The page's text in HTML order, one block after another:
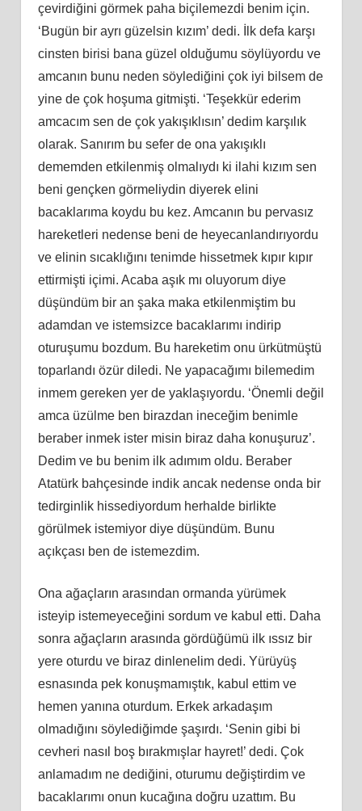
çevirdiğini görmek paha biçilemezdi benim için.
‘Bugün bir ayrı güzelsin kızım’ dedi. İlk defa karşı
cinsten birisi bana güzel olduğumu söylüyordu ve
amcanın bunu neden söylediğini çok iyi bilsem de
yine de çok hoşuma gitmişti. ‘Teşekkür ederim
amcacım sen de çok yakışıklısın’ dedim karşılık
olarak. Sanırım bu sefer de ona yakışıklı
dememden etkilenmiş olmalıydı ki ilahi kızım sen
beni gençken görmeliydin diyerek elini
bacaklarıma koydu bu kez. Amcanın bu pervasız
hareketleri nedense beni de heyecanlandırıyordu
ve elinin sıcaklığını tenimde hissetmek kıpır kıpır
ettirmişti içimi. Acaba aşık mı oluyorum diye
düşündüm bir an şaka maka etkilenmiştim bu
adamdan ve istemsizce bacaklarımı indirip
oturuşumu bozdum. Bu hareketim onu ürkütmüştü
toparlandı özür diledi. Ne yapacağımı bilemedim
inmem gereken yer de yaklaşıyordu. ‘Önemli değil
amca üzülme ben birazdan ineceğim benimle
beraber inmek ister misin biraz daha konuşuruz’.
Dedim ve bu benim ilk adımım oldu. Beraber
Atatürk bahçesinde indik ancak nedense onda bir
tedirginlik hissediyordum herhalde birlikte
görülmek istemiyor diye düşündüm. Bunu
açıkçası ben de istemezdim.
Ona ağaçların arasından ormanda yürümek
isteyip istemeyeceğini sordum ve kabul etti. Daha
sonra ağaçların arasında gördüğümü ilk ıssız bir
yere oturdu ve biraz dinlenelim dedi. Yürüyüş
esnasında pek konuşmamıştık, kabul ettim ve
hemen yanına oturdum. Erkek arkadaşım
olmadığını söylediğimde şaşırdı. ‘Senin gibi bi
cevheri nasıl boş bırakmışlar hayret!’ dedi. Çok
anlamadım ne dediğini, oturumu değiştirdim ve
bacaklarımı onun kucağına doğru uzattım. Bu